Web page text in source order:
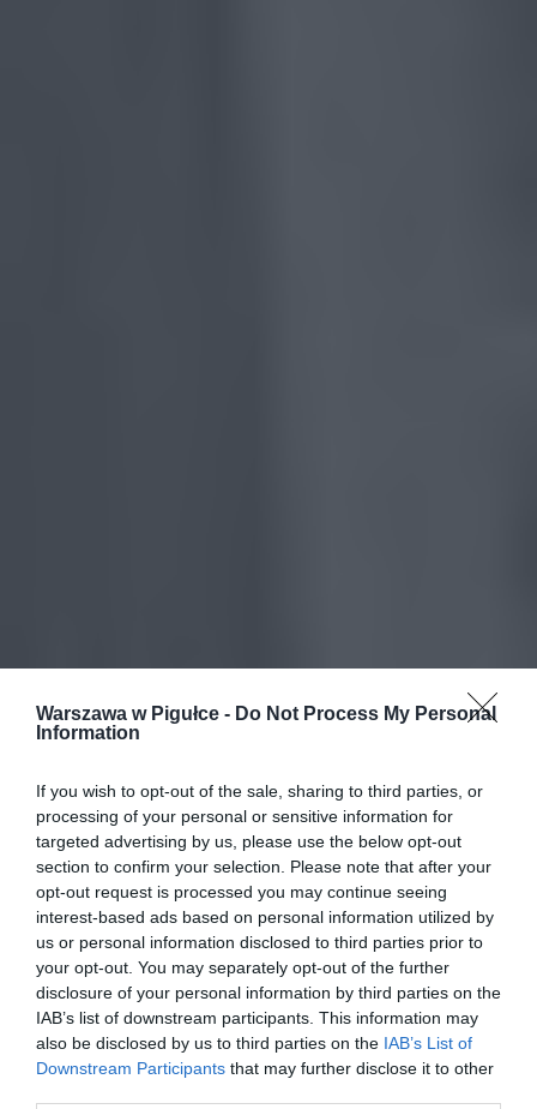
Warszawa w Pigułce - Do Not Process My Personal
Information
If you wish to opt-out of the sale, sharing to third parties, or
processing of your personal or sensitive information for
targeted advertising by us, please use the below opt-out
section to confirm your selection. Please note that after your
opt-out request is processed you may continue seeing
interest-based ads based on personal information utilized by
us or personal information disclosed to third parties prior to
your opt-out. You may separately opt-out of the further
disclosure of your personal information by third parties on the
IAB’s list of downstream participants. This information may
also be disclosed by us to third parties on the IAB’s List of
Downstream Participants that may further disclose it to other